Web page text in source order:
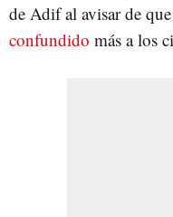
de Adif al avisar de
confundido más a los